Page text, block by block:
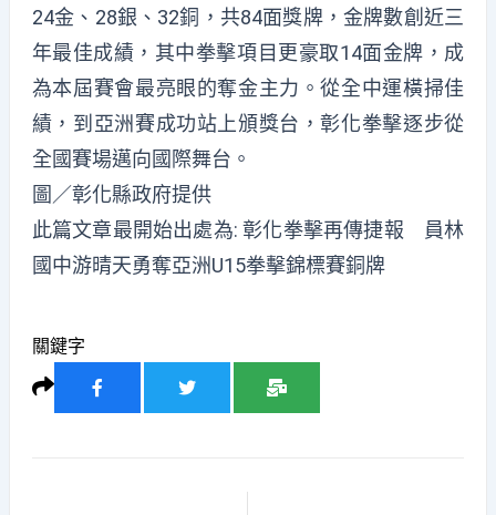
24金、28銀、32銅，共84面獎牌，金牌數創近三
年最佳成績，其中拳擊項目更豪取14面金牌，成
為本屆賽會最亮眼的奪金主力。從全中運橫掃佳
績，到亞洲賽成功站上頒獎台，彰化拳擊逐步從
全國賽場邁向國際舞台。
圖／彰化縣政府提供
此篇文章最開始出處為:彰化拳擊再傳捷報 員林
國中游晴天勇奪亞洲U15拳擊錦標賽銅牌
關鍵字